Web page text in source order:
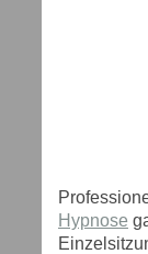
Hypnose